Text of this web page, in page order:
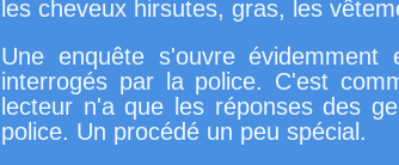
les cheveux hirsutes, gras, les
Une enquête s'ouvre
interrogés par la police. C'est
lecteur n'a que les réponses des
police. Un procédé un peu spécial.